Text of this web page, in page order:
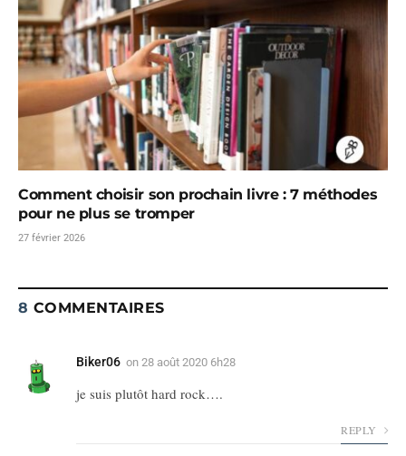
Comment choisir son prochain livre : 7 méthodes
pour ne plus se tromper
27 février 2026
8 COMMENTAIRES
Biker06 on 28 août 2020 6h28
je suis plutôt hard rock….
REPLY